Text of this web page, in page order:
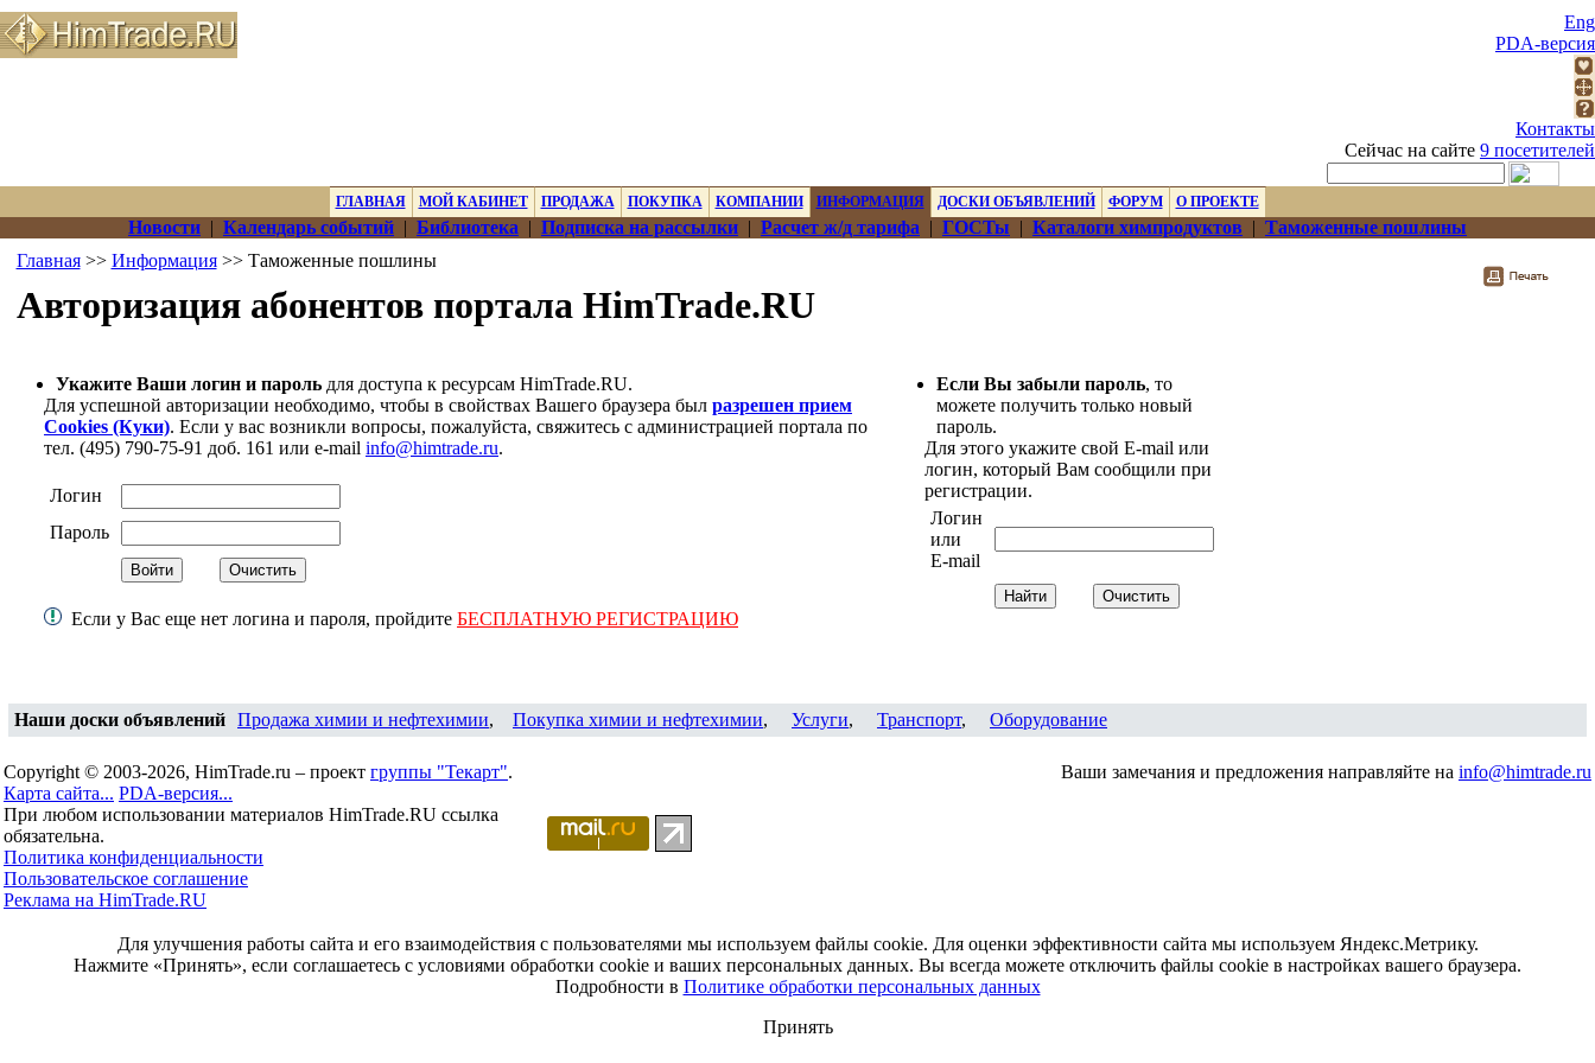
Eng
PDA-версия
Контакты
Сейчас на сайте 9 посетителей
ГЛАВНАЯ МОЙ КАБИНЕТ ПРОДАЖА ПОКУПКА КОМПАНИИ ИНФОРМАЦИЯ ДОСКИ ОБЪЯВЛЕНИЙ ФОРУМ О ПРОЕКТЕ
Новости | Календарь событий | Библиотека | Подписка на рассылки | Расчет ж/д тарифа | ГОСТы | Каталоги химпродуктов | Таможенные пошлины
Главная>> Информация>> Таможенные пошлины
Авторизация абонентов портала HimTrade.RU
Укажите Ваши логин и пароль для доступа к ресурсам HimTrade.RU.
Для успешной авторизации необходимо, чтобы в свойствах Вашего браузера был разрешен прием
Cookies (Куки). Если у вас возникли вопросы, пожалуйста, свяжитесь с администрацией портала по
тел. (495) 790-75-91 доб. 161 или e-mail info@himtrade.ru.
Логин
Пароль
Если у Вас еще нет логина и пароля, пройдите БЕСПЛАТНУЮ РЕГИСТРАЦИЮ
Если Вы забыли пароль, то
можете получить только новый
пароль.
Для этого укажите свой E-mail или
логин, который Вам сообщили при
регистрации.
Логин
или
E-mail
Наши доски объявлений Продажа химии и нефтехимии, Покупка химии и нефтехимии, Услуги, Транспорт, Оборудование
Copyright © 2003-2026, HimTrade.ru – проект группы "Текарт".
Карта сайта... PDA-версия...
При любом использовании материалов HimTrade.RU ссылка
обязательна.
Политика конфиденциальности
Пользовательское соглашение
Реклама на HimTrade.RU
Ваши замечания и предложения направляйте на info@himtrade.ru
Для улучшения работы сайта и его взаимодействия с пользователями мы используем файлы cookie. Для оценки эффективности сайта мы используем Яндекс.Метрику.
Нажмите «Принять», если соглашаетесь с условиями обработки cookie и ваших персональных данных. Вы всегда можете отключить файлы cookie в настройках вашего браузера.
Подробности в Политике обработки персональных данных
Принять